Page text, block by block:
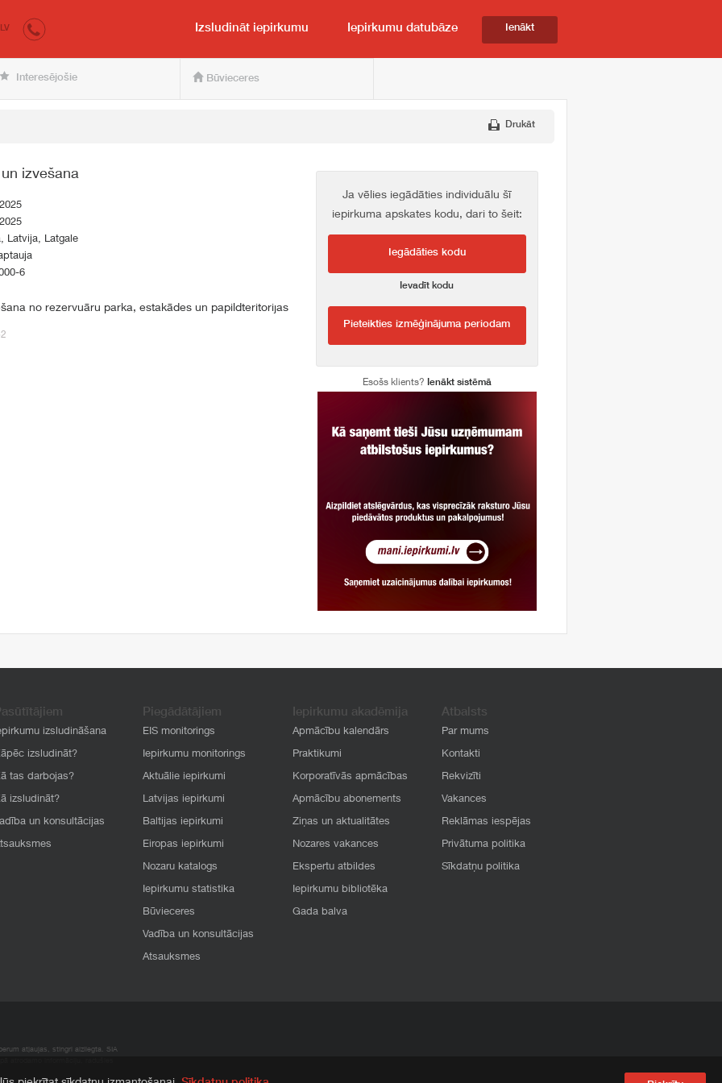
pircējam un pārdevējam
LV Izsludināt iepirkumu Iepirkumu datubāze Ienākt
Interesējošie Būvieceres
Drukāt
izvešana
Latvija, Latgale
6
no rezervuāru parka, estakādes un papildteritorijas
Ja vēlies iegādāties individuālu šī
iepirkuma apskates kodu, dari to šeit:
Iegādāties kodu
Ievadīt kodu
Pieteikties izmēģinājuma periodam
Esošs klients? Ienākt sistēmā
izsludināšana
izsludināt?
tas darbojas?
izsludināt?
un konsultācijas
Piegādātājiem
EIS monitorings
Iepirkumu monitorings
Aktuālie iepirkumi
Latvijas iepirkumi
Baltijas iepirkumi
Eiropas iepirkumi
Nozaru katalogs
Iepirkumu statistika
Būvieceres
Vadība un konsultācijas
Atsauksmes
Iepirkumu akadēmija
Apmācību kalendārs
Praktikumi
Korporatīvās apmācības
Apmācību abonements
Ziņas un aktualitātes
Nozares vakances
Ekspertu atbildes
Iepirkumu bibliotēka
Gada balva
Atbalsts
Par mums
Kontakti
Rekvizīti
Vakances
Reklāmas iespējas
Privātuma politika
Sīkdatņu politika
atļaujas, stingri aizliegta. SIA